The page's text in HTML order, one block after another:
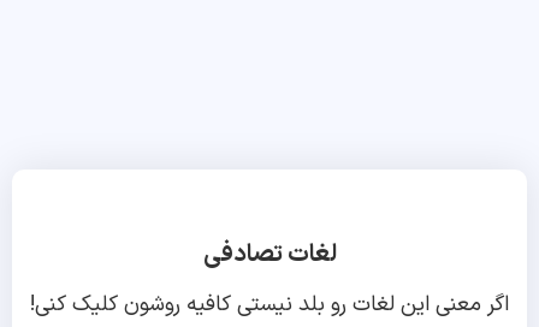
لغات تصادفی
اگر معنی این لغات رو بلد نیستی کافیه روشون کلیک کنی!